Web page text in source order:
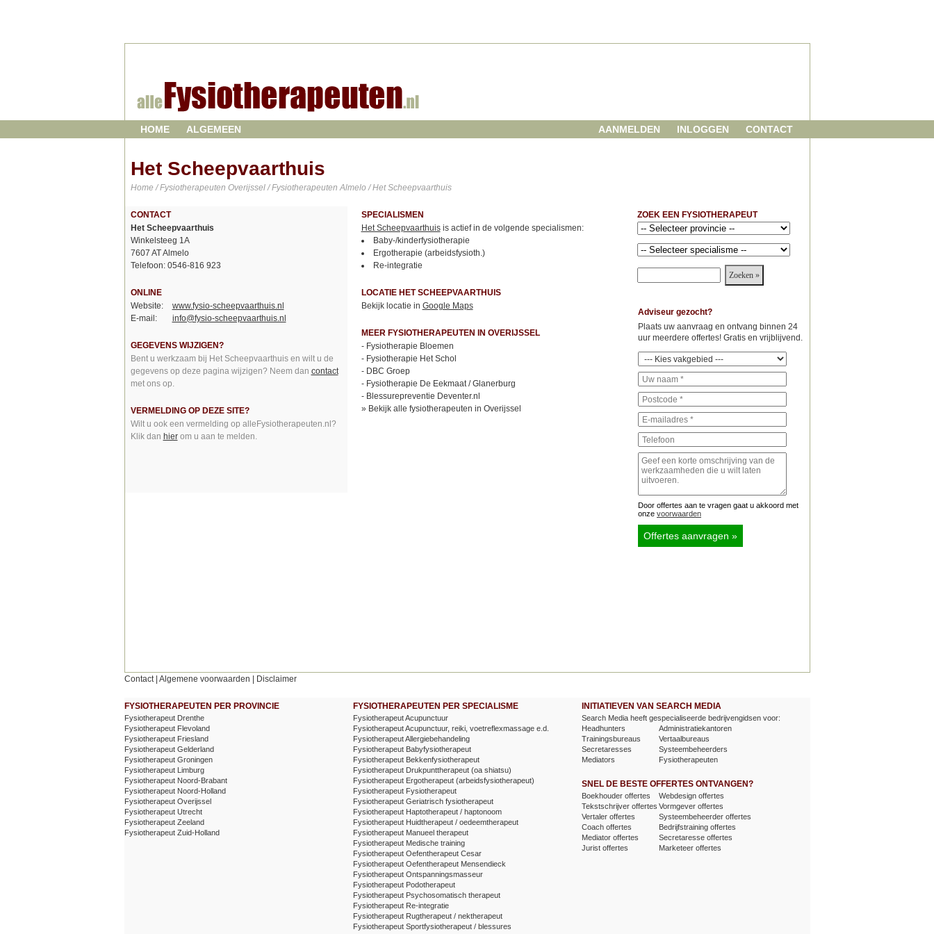
HOME ALGEMEEN AANMELDEN INLOGGEN CONTACT
Het Scheepvaarthuis
Home /Fysiotherapeuten Overijssel/Fysiotherapeuten Almelo/ Het Scheepvaarthuis
CONTACT
Het Scheepvaarthuis
Winkelsteeg 1A
7607 AT Almelo
Telefoon: 0546-816 923
ONLINE
Website:
www.fysio-scheepvaarthuis.nl
E-mail:
info@fysio-scheepvaarthuis.nl
GEGEVENS WIJZIGEN?
Bent u werkzaam bij Het Scheepvaarthuis en wilt u de
gegevens op deze pagina wijzigen? Neem dan contact
met ons op.
VERMELDING OP DEZE SITE?
Wilt u ook een vermelding op alleFysiotherapeuten.nl?
Klik dan hierom u aan te melden.
SPECIALISMEN
Het Scheepvaarthuisis actief in de volgende specialismen:
Baby-/kinderfysiotherapie
Ergotherapie (arbeidsfysioth.)
Re-integratie
LOCATIE HET SCHEEPVAARTHUIS
Bekijk locatie in Google Maps
MEER FYSIOTHERAPEUTEN IN OVERIJSSEL
- Fysiotherapie Bloemen
- Fysiotherapie Het Schol
- DBC Groep
- Fysiotherapie De Eekmaat / Glanerburg
- Blessurepreventie Deventer.nl
» Bekijk alle fysiotherapeuten in Overijssel
ZOEK EEN FYSIOTHERAPEUT
Contact| Algemene voorwaarden Disclaimer
FYSIOTHERAPEUTEN PER PROVINCIE
Fysiotherapeut Drenthe
Fysiotherapeut Flevoland
Fysiotherapeut Friesland
Fysiotherapeut Gelderland
Fysiotherapeut Groningen
Fysiotherapeut Limburg
Fysiotherapeut Noord-Brabant
Fysiotherapeut Noord-Holland
Fysiotherapeut Overijssel
Fysiotherapeut Utrecht
Fysiotherapeut Zeeland
Fysiotherapeut Zuid-Holland
FYSIOTHERAPEUTEN PER SPECIALISME
Fysiotherapeut Acupunctuur
Fysiotherapeut Acupunctuur, reiki, voetreflexmassage e.d.
Fysiotherapeut Allergiebehandeling
Fysiotherapeut Babyfysiotherapeut
Fysiotherapeut Bekkenfysiotherapeut
Fysiotherapeut Drukpunttherapeut (oa shiatsu)
Fysiotherapeut Ergotherapeut (arbeidsfysiotherapeut)
Fysiotherapeut Fysiotherapeut
Fysiotherapeut Geriatrisch fysiotherapeut
Fysiotherapeut Haptotherapeut / haptonoom
Fysiotherapeut Huidtherapeut / oedeemtherapeut
Fysiotherapeut Manueel therapeut
Fysiotherapeut Medische training
Fysiotherapeut Oefentherapeut Cesar
Fysiotherapeut Oefentherapeut Mensendieck
Fysiotherapeut Ontspanningsmasseur
Fysiotherapeut Podotherapeut
Fysiotherapeut Psychosomatisch therapeut
Fysiotherapeut Re-integratie
Fysiotherapeut Rugtherapeut / nektherapeut
Fysiotherapeut Sportfysiotherapeut / blessures
INITIATIEVEN VAN SEARCH MEDIA
Search Media heeft gespecialiseerde bedrijvengidsen voor:
Headhunters
Administratiekantoren
Trainingsbureaus
Vertaalbureaus
Secretaresses
Systeembeheerders
Mediators
Fysiotherapeuten
SNEL DE BESTE OFFERTES ONTVANGEN?
Boekhouder offertes
Webdesign offertes
Tekstschrijver offertes Vormgever offertes
Vertaler offertes
Systeembeheerder offertes
Coach offertes
Bedrijfstraining offertes
Mediator offertes
Secretaresse offertes
Jurist offertes
Marketeer offertes